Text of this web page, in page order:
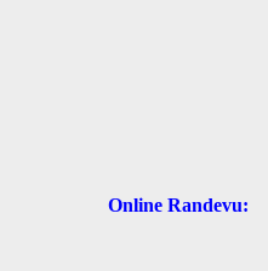
Online Randevu: